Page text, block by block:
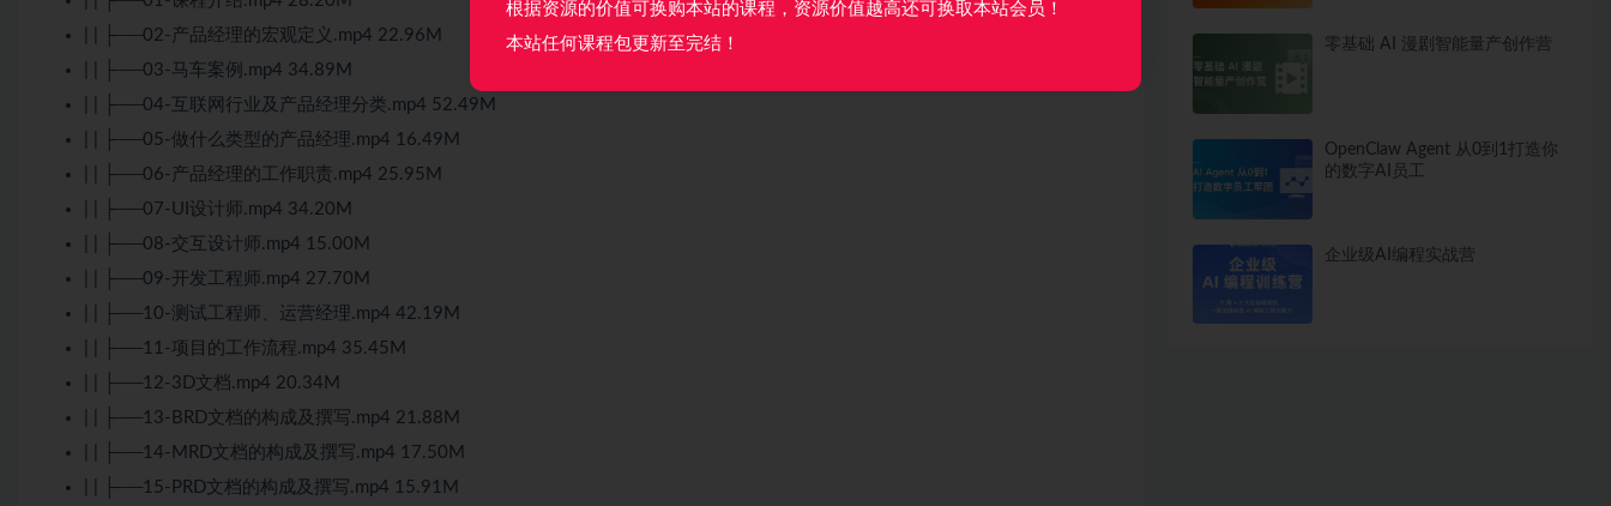
| | ├──02-产品经理的宏观定义.mp4 22.96M
| | ├──03-马车案例.mp4 34.89M
| | ├──04-互联网行业及产品经理分类.mp4 52.49M
| | ├──05-做什么类型的产品经理.mp4 16.49M
| | ├──06-产品经理的工作职责.mp4 25.95M
| | ├──07-UI设计师.mp4 34.20M
| | ├──08-交互设计师.mp4 15.00M
| | ├──09-开发工程师.mp4 27.70M
| | ├──10-测试工程师、运营经理.mp4 42.19M
| | ├──11-项目的工作流程.mp4 35.45M
| | ├──12-3D文档.mp4 20.34M
| | ├──13-BRD文档的构成及撰写.mp4 21.88M
| | ├──14-MRD文档的构成及撰写.mp4 17.50M
| | ├──15-PRD文档的构成及撰写.mp4 15.91M
零基础 AI 漫剧智能量产创作营
OpenClaw Agent 从0到1打造你
的数字AI员工
企业级AI编程实战营
根据资源的价值可换购本站的课程，资源价值越高还可换取本站会员！
本站任何课程包更新至完结！